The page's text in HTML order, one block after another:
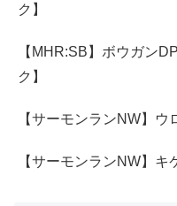
ク】
【MHR:SB】ボウガン
ク】
【サーモンランNW】
【サーモンランNW】キ